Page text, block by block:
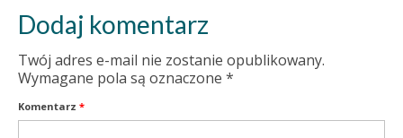
Dodaj komentarz
Twój adres e-mail nie zostanie opublikowany.
Wymagane pola są oznaczone *
Komentarz *